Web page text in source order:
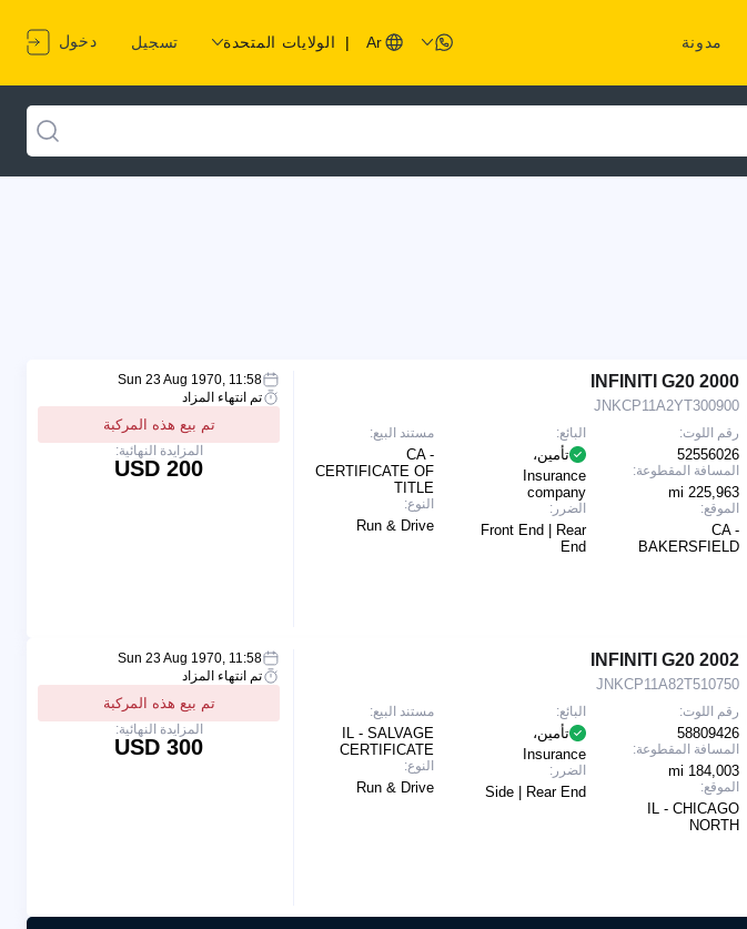
مدونة Ar
| الولايات المتحدة تسجيل دخول
2000 INFINITI G20
JNKCP11A2YT300900
رقم اللوت:
52556026
المسافة المقطوعة:
225,963 mi
الموقع:
CA -
BAKERSFIELD
البائع:
تأمين،
Insurance
company
الضرر:
Front End | Rear
End
مستند البيع:
CA -
CERTIFICATE OF
TITLE
النوع:
Run & Drive
Sun 23 Aug 1970, 11:58
تم انتهاء المزاد
تم بيع هذه المركبة
المزايدة النهائية:
200 USD
2002 INFINITI G20
JNKCP11A82T510750
رقم اللوت:
58809426
المسافة المقطوعة:
184,003 mi
الموقع:
IL - CHICAGO
NORTH
البائع:
تأمين،
Insurance
الضرر:
Side | Rear End
مستند البيع:
IL - SALVAGE
CERTIFICATE
النوع:
Run & Drive
Sun 23 Aug 1970, 11:58
تم انتهاء المزاد
تم بيع هذه المركبة
المزايدة النهائية:
300 USD